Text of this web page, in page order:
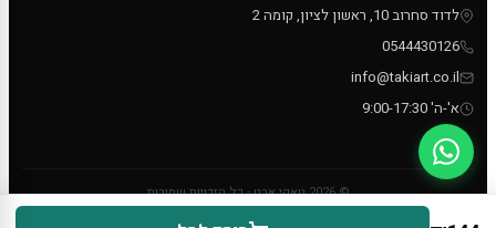
לדוד סחרוב 10, ראשון לציון, קומה 2
0544430126
info@takiart.co.il
א'-ה' 9:00-17:30
© 2026 טאקי ארט - כל הזכויות שמורות